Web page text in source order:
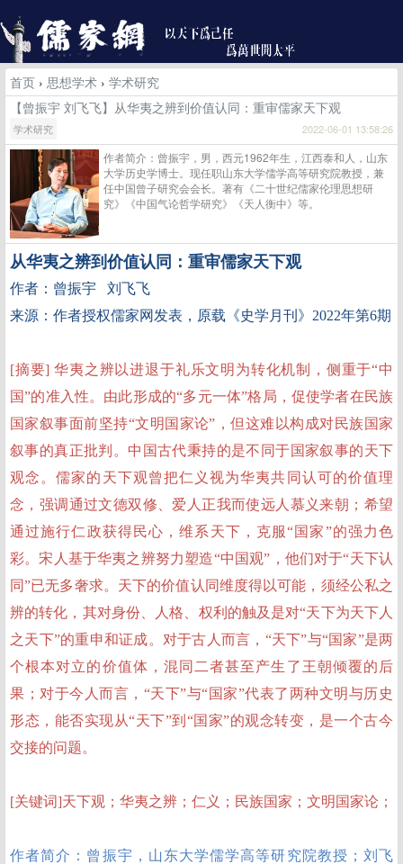
首页 › 思想学术 › 学术研究
【​曾振宇 刘飞飞】从华夷之辨到价值认同：重审儒家天下观
学术研究 2022-06-01 13:58:26
作者简介：曾振宇，男，西元1962年生，江西泰和人，山东
大学历史学博士。现任职山东大学儒学高等研究院教授，兼
任中国曾子研究会会长。著有《二十世纪儒家伦理思想研
究》《中国气论哲学研究》《天人衡中》等。
从华夷之辨到价值认同：重审儒家天下观
作者：曾振宇 刘飞飞
来源：作者授权儒家网发表，原载《史学月刊》2022年第6期
[摘要] 华夷之辨以进退于礼乐文明为转化机制，侧重于“中
国”的准入性。由此形成的“多元一体”格局，促使学者在民族
国家叙事面前坚持“文明国家论”，但这难以构成对民族国家
叙事的真正批判。中国古代秉持的是不同于国家叙事的天下
观念。儒家的天下观曾把仁义视为华夷共同认可的价值理
念，强调通过文德双修、爱人正我而使远人慕义来朝；希望
通过施行仁政获得民心，维系天下，克服“国家”的强力色
彩。宋人基于华夷之辨努力塑造“中国观”，他们对于“天下认
同”已无多奢求。天下的价值认同维度得以可能，须经公私之
辨的转化，其对身份、人格、权利的触及是对“天下为天下人
之天下”的重申和证成。对于古人而言，“天下”与“国家”是两
个根本对立的价值体，混同二者甚至产生了王朝倾覆的后
果；对于今人而言，“天下”与“国家”代表了两种文明与历史
形态，能否实现从“天下”到“国家”的观念转变，是一个古今
交接的问题。
[关键词]天下观；华夷之辨；仁义；民族国家；文明国家论；
作者简介：曾振宇，山东大学儒学高等研究院教授；刘飞